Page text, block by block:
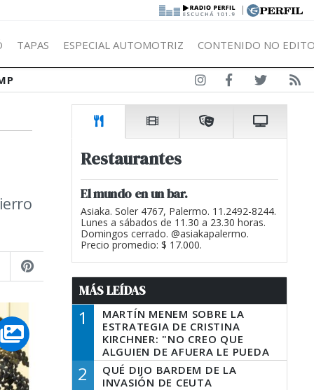
|
TAPAS ESPECIAL AUTOMOTRIZ CONTENIDO NO
Restaurantes
El mundo en un bar.
Asiaka. Soler 4767, Palermo. 11.2492-8244.
Lunes a sábados de 11.30 a 23.30 horas.
Domingos cerrado. @asiakapalermo.
Precio promedio: $ 17.000.
MÁS LEÍDAS
1
MARTÍN MENEM SOBRE LA
ESTRATEGIA DE CRISTINA
KIRCHNER: "NO CREO QUE
ALGUIEN DE AFUERA LE PUEDA
DECIR A LA JUSTICIA LO QUE
TIENE QUE HACER"
2
QUÉ DIJO BARDEM DE LA
INVASIÓN DE CEUTA